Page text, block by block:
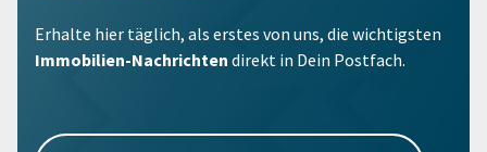
Erhalte hier täglich, als erstes von uns, die wichtigsten
Immobilien-Nachrichten direkt in Dein Postfach.